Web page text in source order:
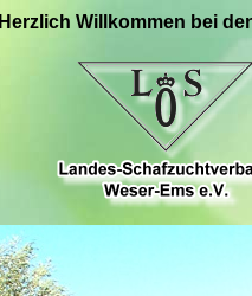
Herzlich Willkommen bei